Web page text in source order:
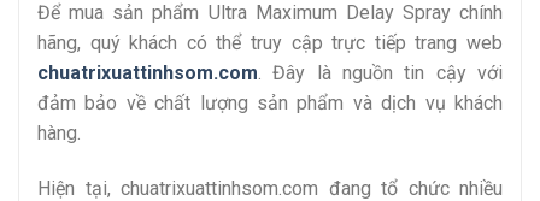
Để mua sản phẩm Ultra Maximum Delay Spray chính
hãng, quý khách có thể truy cập trực tiếp trang web
chuatrixuattinhsom.com. Đây là nguồn tin cậy với
đảm bảo về chất lượng sản phẩm và dịch vụ khách
hàng.
Hiện tại, chuatrixuattinhsom.com đang tổ chức nhiều